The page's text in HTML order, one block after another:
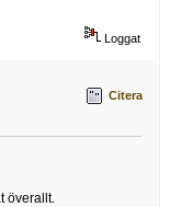
Loggat
Citera
överallt.